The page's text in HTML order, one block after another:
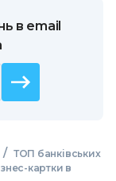
в email
/ ТОП банківських
картки в